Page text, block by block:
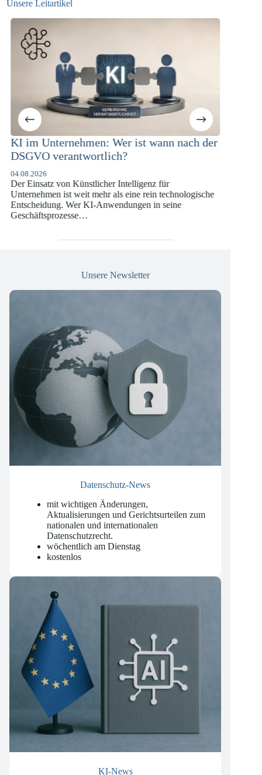
Unsere Leitartikel
der
KI-Compliance in der
Versicherungswirtschaft mit DORA,
DSGVO und KI-VO
07.07.2026
Die europäische Digitalregulierung hat in den
vergangenen Jahren eine enorme Komplexität erreicht,
die insbesondere Unternehmen der Finanz- und
Unsere Newsletter
Datenschutz-News
mit wichtigen Änderungen,
Aktualisierungen und Gerichtsurteilen zum
nationalen und internationalen
Datenschutzrecht.
wöchentlich am Dienstag